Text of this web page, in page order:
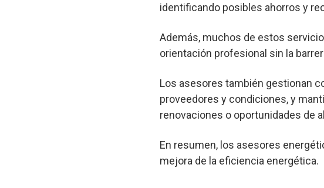
identificando posibles ahorros y
Además, muchos de estos
orientación profesional sin la
Los asesores también gestionan
proveedores y condiciones, y
renovaciones o oportunidades de
En resumen, los asesores
mejora de la eficiencia energética.